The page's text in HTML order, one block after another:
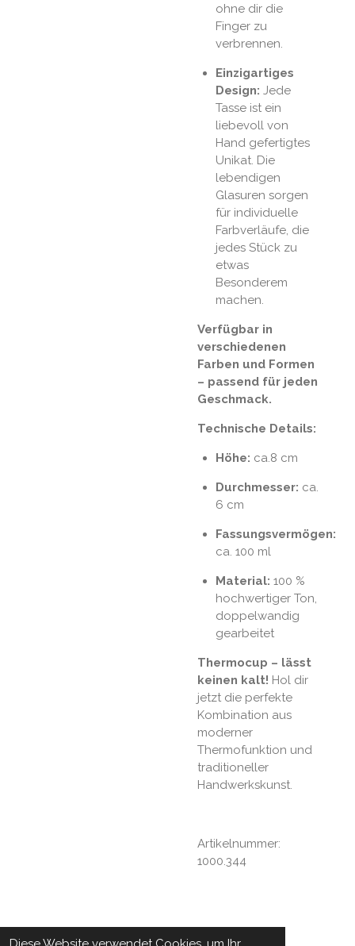
ohne dir die
Finger zu
verbrennen.
Einzigartiges
Design: Jede
Tasse ist ein
liebevoll von
Hand gefertigtes
Unikat. Die
lebendigen
Glasuren sorgen
für individuelle
Farbverläufe, die
jedes Stück zu
etwas
Besonderem
machen.
Verfügbar in
verschiedenen
Farben und Formen
– passend für jeden
Geschmack.
Technische Details:
Höhe: ca.8 cm
Durchmesser: ca.
6 cm
Fassungsvermögen:
ca. 100 ml
Material: 100 %
hochwertiger Ton,
doppelwandig
gearbeitet
Thermocup – lässt
keinen kalt! Hol dir
jetzt die perfekte
Kombination aus
moderner
Thermofunktion und
traditioneller
Handwerkskunst.
Artikelnummer:
1000.344